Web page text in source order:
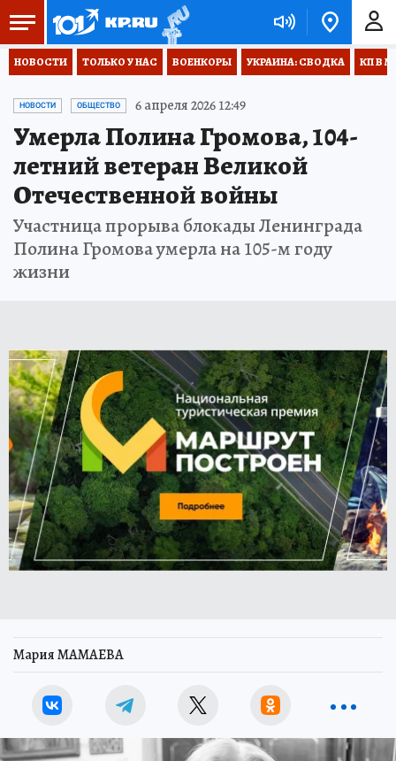
НОВОСТИ ТОЛЬКО У НАС ВОЕНКОРЫ УКРАИНА: СВОДКА КП В
НОВОСТИ ОБЩЕСТВО 6 апреля 2026 12:49
Умерла Полина Громова, 104-
летний ветеран Великой
Отечественной войны
Участница прорыва блокады Ленинграда
Полина Громова умерла на 105-м году
жизни
Мария МАМАЕВА